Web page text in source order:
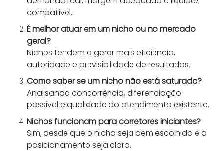
compatível.
É melhor atuar em um nicho ou no mercado
geral?
Nichos tendem a gerar mais eficiência,
autoridade e previsibilidade de resultados.
Como saber se um nicho não está saturado?
Analisando concorrência, diferenciação
possível e qualidade do atendimento existente.
Nichos funcionam para corretores iniciantes?
Sim, desde que o nicho seja bem escolhido e o
posicionamento seja claro.